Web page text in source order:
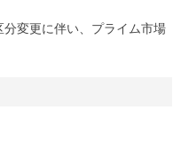
変更に伴い、プライム市場